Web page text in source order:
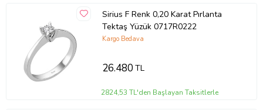
Sirius F Renk 0,20 Karat Pırlanta
Tektaş Yüzük 0717R0222
Kargo Bedava
26.480TL
2824,53 TL'den Başlayan Taksitlerle